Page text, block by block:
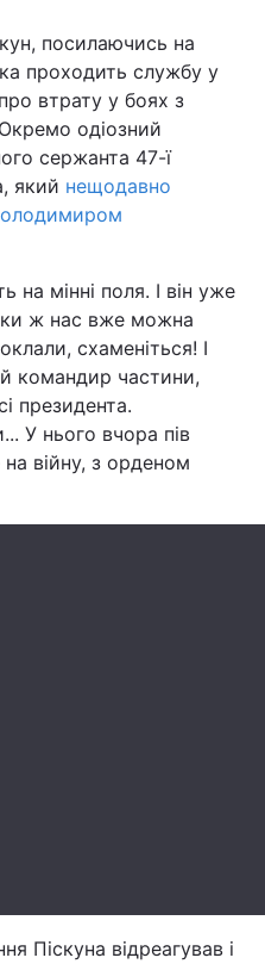
Туризм
Погода
Регіони
Статті
Думки
Вакансії
посилаючись на
проходить службу у
втрату у боях з
одіозний
сержанта 47-ї
який нещодавно
на мінні поля. І він уже
ж нас вже можна
схаменіться! І
командир частини,
президента.
У нього вчора пів
війну, з орденом
Піскуна відреагував і